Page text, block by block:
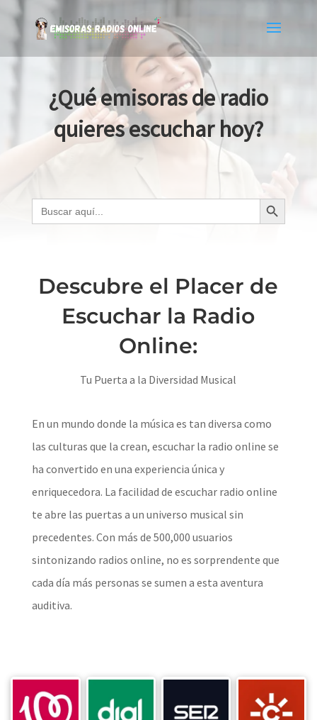
¿Qué emisoras de radio
quieres escuchar hoy?
Buscar: Botón de búsqueda
Descubre el Placer de
Escuchar la Radio
Online:
Tu Puerta a la Diversidad Musical
En un mundo donde la música es tan diversa como
las culturas que la crean, escuchar la radio online se
ha convertido en una experiencia única y
enriquecedora. La facilidad de escuchar radio online
te abre las puertas a un universo musical sin
precedentes. Con más de 500,000 usuarios
sintonizando radios online, no es sorprendente que
cada día más personas se sumen a esta aventura
auditiva.